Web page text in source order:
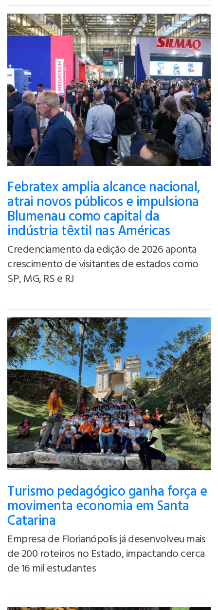
Febratex amplia alcance nacional,
atrai novos públicos e impulsiona
Blumenau como capital da
indústria têxtil nas Américas
Credenciamento da edição de 2026 aponta
crescimento de visitantes de estados como
SP, MG, RS e RJ
Turismo pedagógico ganha força e
movimenta economia em Santa
Catarina
Empresa de Florianópolis já desenvolveu mais
de 200 roteiros no Estado, impactando cerca
de 16 mil estudantes